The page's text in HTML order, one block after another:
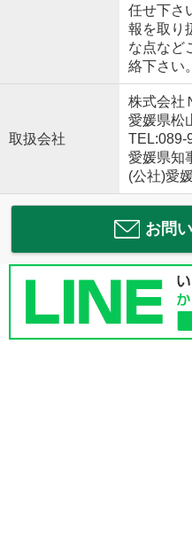
任せ下さ
報を取り
な点など
絡下さい。
取扱会社
株式会社
愛媛県松
TEL:089-
愛媛県知
(公社)愛
お問